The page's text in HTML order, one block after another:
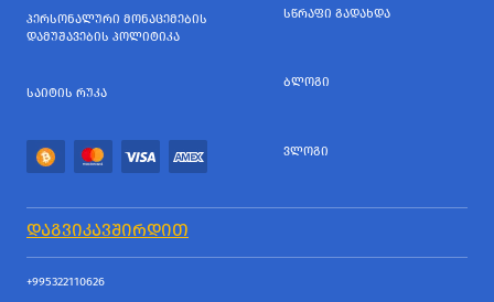
ᲞᲔᲠᲡᲝᲜᲐᲚᲣᲠᲘ ᲛᲝᲜᲐᲪᲔᲛᲔᲑᲘᲡ
ᲓᲐᲛᲣᲨᲐᲕᲔᲑᲘᲡ ᲞᲝᲚᲘᲢᲘᲙᲐ
ᲡᲐᲘᲢᲘᲡ ᲠᲣᲙᲐ
ᲡᲬᲠᲐᲤᲘ ᲒᲐᲓᲐᲮᲓᲐ
ᲑᲚᲝᲒᲘ
ᲕᲚᲝᲒᲘ
ᲓᲐᲒᲕᲘᲙᲐᲕᲨᲘᲠᲓᲘᲗ
+995322110626